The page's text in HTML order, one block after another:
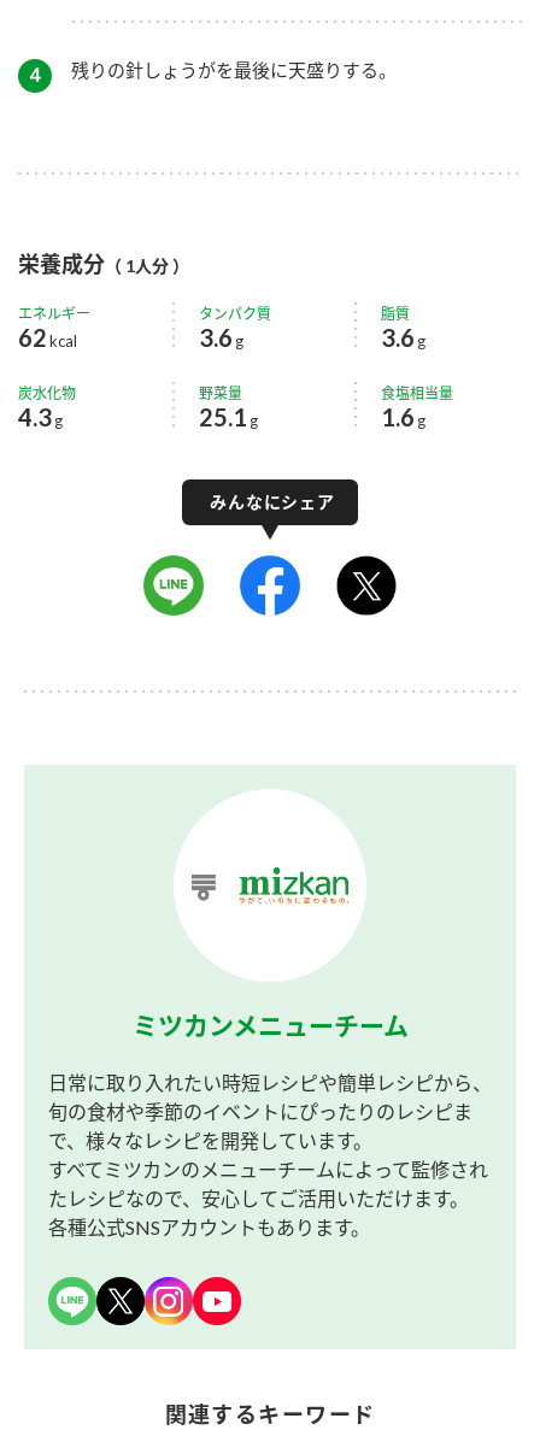
４ 残りの針しょうがを最後に天盛りする。
栄養成分 （ 1人分 ）
エネルギー
62kcal
タンパク質
3.6 g
脂質
3.6 g
炭水化物
4.3g
野菜量
25.1 g
食塩相当量
1.6 g
ミツカンメニューチーム
日常に取り入れたい時短レシピや簡単レシピから、
旬の食材や季節のイベントにぴったりのレシピま
で、様々なレシピを開発しています。
すべてミツカンのメニューチームによって監修され
たレシピなので、安心してご活用いただけます。
各種公式SNSアカウントもあります。
関連するキーワード